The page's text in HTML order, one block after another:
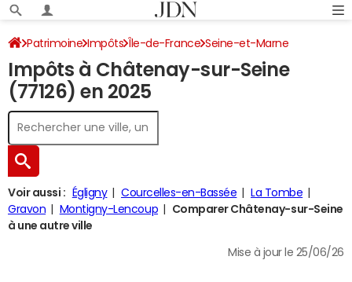
Patrimoine Impôts Île-de-France Seine-et-Marne
Châtenay-sur-Seine Impôt sur le revenu
Impôts à Châtenay-sur-Seine
(77126) en 2025
Voir aussi : Égligny Courcelles-en-Bassée
La Tombe
Gravon
Montigny-Lencoup
Comparer Châtenay-sur-Seine
à une autre ville
Mise à jour le 25/06/26